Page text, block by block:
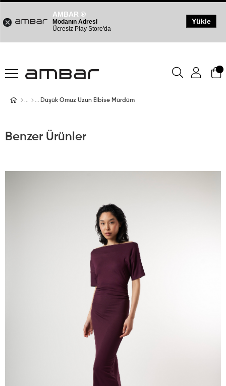
Düşük Omuz Uzun Elbise Mürdüm
Benzer Ürünler
AMBAR ®
Modanın Adresi
Ücresiz Play Store'da
Yükle